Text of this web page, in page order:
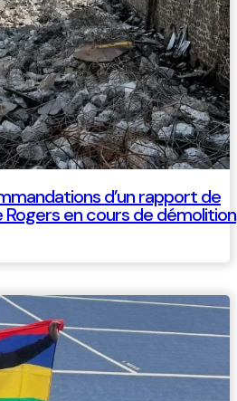
d’un rapport de
Rogers en cours de démolition